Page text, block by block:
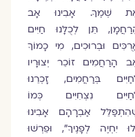
שְׁמֶךָ. אָבִינוּ אָב
תֵּן לְכֻלָּנוּ חַיִּים
וּבְרוּכִים, מִי כָמוֹךָ
הָרַחֲמִים זוֹכֵר יְצוּרָיו
בְּרַחֲמִים, זָכְרֵנוּ
נִצְחִיִּים כְּמוֹ
אַבְרָהָם אָבִינוּ
יִחְיֶה לְפָנֶיךָ", וּפֵרְשׁוּ